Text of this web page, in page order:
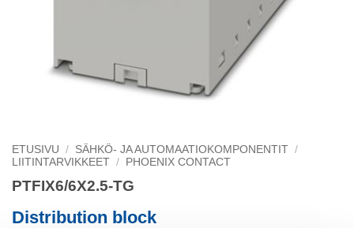
ETUSIVU / SÄHKÖ- JA AUTOMAATIOKOMPONENTIT /
LIITINTARVIKKEET / PHOENIX CONTACT
PTFIX6/6X2.5-TG
Distribution block